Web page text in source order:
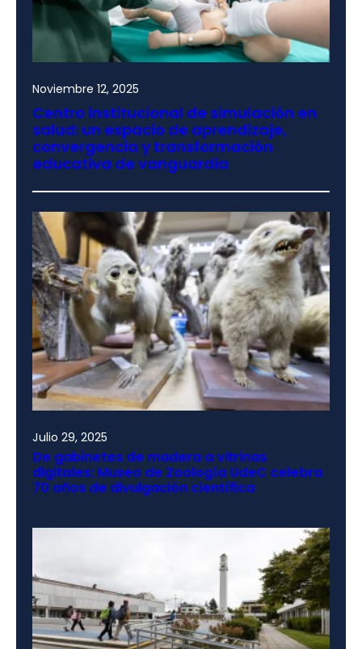
Noviembre 12, 2025
Centro institucional de simulación en
salud: un espacio de aprendizaje,
convergencia y transformación
educativa de vanguardia
Julio 29, 2025
De gabinetes de madera a vitrinas
digitales: Museo de Zoología UdeC celebra
70 años de divulgación científica